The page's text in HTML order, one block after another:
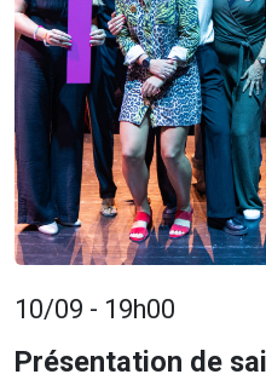
10/09 - 19h00
Présentation de